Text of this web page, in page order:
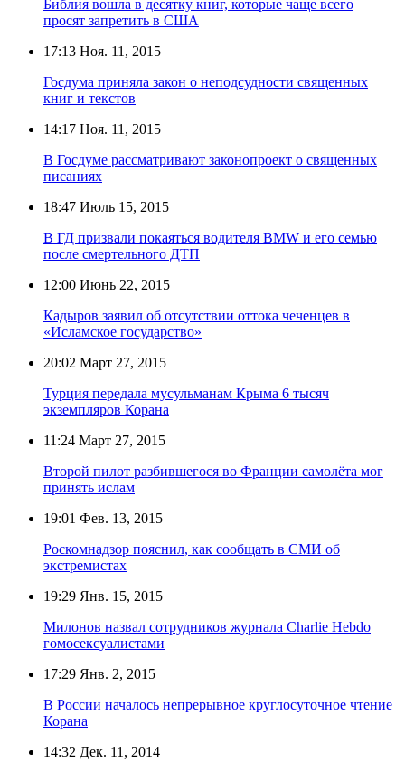
Библия вошла в десятку книг, которые чаще всего
просят запретить в США
17:13 Ноя. 11, 2015
Госдума приняла закон о неподсудности священных
книг и текстов
14:17 Ноя. 11, 2015
В Госдуме рассматривают законопроект о священных
писаниях
18:47 Июль 15, 2015
В ГД призвали покаяться водителя BMW и его семью
после смертельного ДТП
12:00 Июнь 22, 2015
Кадыров заявил об отсутствии оттока чеченцев в
«Исламское государство»
20:02 Март 27, 2015
Турция передала мусульманам Крыма 6 тысяч
экземпляров Корана
11:24 Март 27, 2015
Второй пилот разбившегося во Франции самолёта мог
принять ислам
19:01 Фев. 13, 2015
Роскомнадзор пояснил, как сообщать в СМИ об
экстремистах
19:29 Янв. 15, 2015
Милонов назвал сотрудников журнала Charlie Hebdo
гомосексуалистами
17:29 Янв. 2, 2015
В России началось непрерывное круглосуточное чтение
Корана
14:32 Дек. 11, 2014